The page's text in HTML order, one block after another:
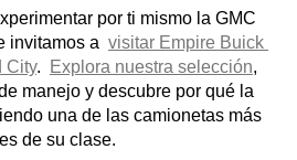
por ti mismo la GMC
invitamos a visitar Empire Buick
City. Explora nuestra selección,
manejo y descubre por qué la
una de las camionetas más
de su clase.